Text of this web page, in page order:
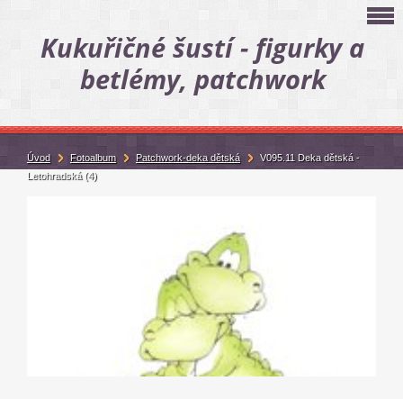
Kukuřičné šustí - figurky a
betlémy, patchwork
Úvod Fotoalbum Patchwork-deka dětská
V095.11 Deka dětská -
Letohradská (4)